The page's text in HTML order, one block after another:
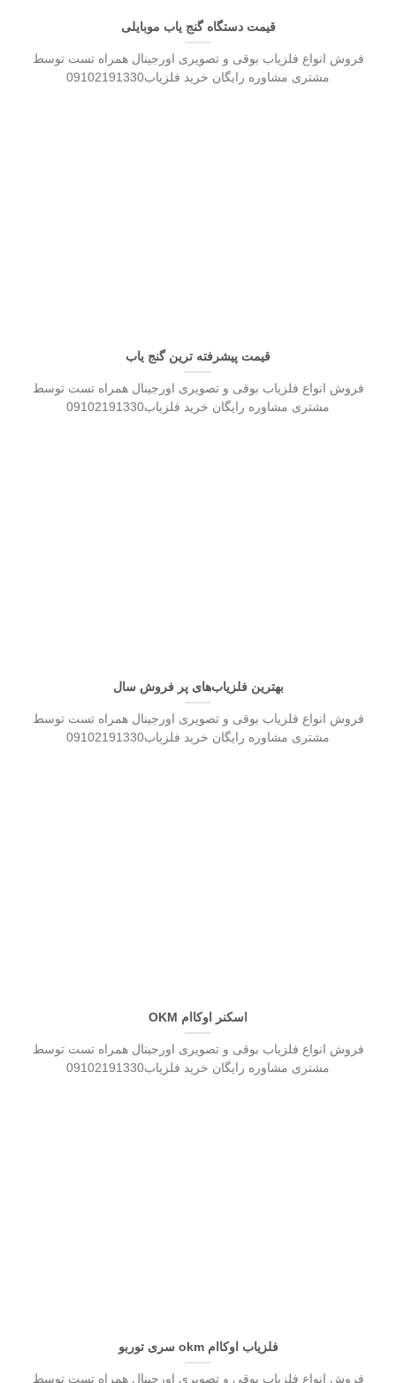
قیمت دستگاه گنج یاب موبایلی
فروش انواع فلزیاب بوقی و تصویری اورجینال همراه تست توسط
مشتری مشاوره رایگان خرید فلزیاب09102191330
قیمت پیشرفته ترین گنج یاب
فروش انواع فلزیاب بوقی و تصویری اورجینال همراه تست توسط
مشتری مشاوره رایگان خرید فلزیاب09102191330
بهترین فلزیاب‌های پر فروش سال
فروش انواع فلزیاب بوقی و تصویری اورجینال همراه تست توسط
مشتری مشاوره رایگان خرید فلزیاب09102191330
اسکنر اوکاام OKM
فروش انواع فلزیاب بوقی و تصویری اورجینال همراه تست توسط
مشتری مشاوره رایگان خرید فلزیاب09102191330
فلزیاب اوکاام okm سری توربو
فروش انواع فلزیاب بوقی و تصویری اورجینال همراه تست توسط